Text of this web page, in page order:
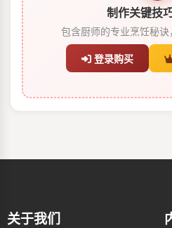
制作关键技
包含厨师的专业烹饪秘
登录购买
关于我们